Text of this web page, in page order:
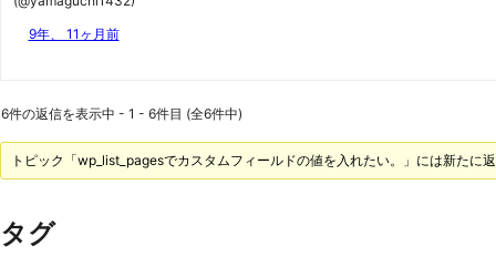
9年、 11ヶ月前
6件の返信を表示中 - 1 - 6件目 (全6件中)
トピック「wp_list_pagesでカスタムフィールドの値を入れたい。」には新たに
タグ